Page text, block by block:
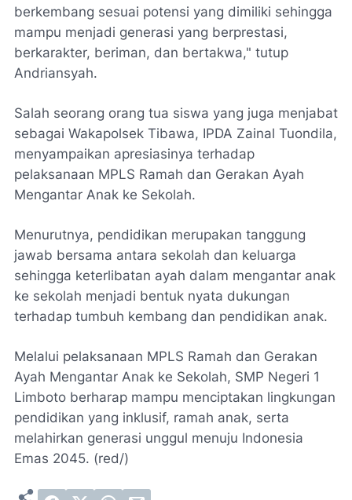
berkembang sesuai potensi yang dimiliki sehingga
mampu menjadi generasi yang berprestasi,
berkarakter, beriman, dan bertakwa," tutup
Andriansyah.
Salah seorang orang tua siswa yang juga menjabat
sebagai Wakapolsek Tibawa, IPDA Zainal Tuondila,
menyampaikan apresiasinya terhadap
pelaksanaan MPLS Ramah dan Gerakan Ayah
Mengantar Anak ke Sekolah.
Menurutnya, pendidikan merupakan tanggung
jawab bersama antara sekolah dan keluarga
sehingga keterlibatan ayah dalam mengantar anak
ke sekolah menjadi bentuk nyata dukungan
terhadap tumbuh kembang dan pendidikan anak.
Melalui pelaksanaan MPLS Ramah dan Gerakan
Ayah Mengantar Anak ke Sekolah, SMP Negeri 1
Limboto berharap mampu menciptakan lingkungan
pendidikan yang inklusif, ramah anak, serta
melahirkan generasi unggul menuju Indonesia
Emas 2045. (red/)